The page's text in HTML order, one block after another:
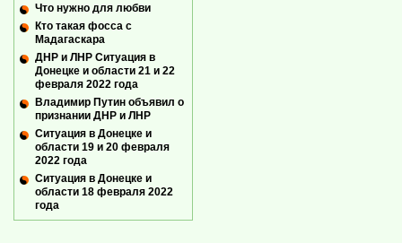
Что нужно для любви
Кто такая фосса с
Мадагаскара
ДНР и ЛНР Ситуация в
Донецке и области 21 и 22
февраля 2022 года
Владимир Путин объявил о
признании ДНР и ЛНР
Ситуация в Донецке и
области 19 и 20 февраля
2022 года
Ситуация в Донецке и
области 18 февраля 2022
года